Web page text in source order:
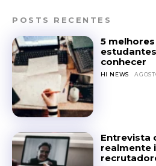
POSTS RECENTES
5
conhecer
HI NEWS
Entrevista
realmente